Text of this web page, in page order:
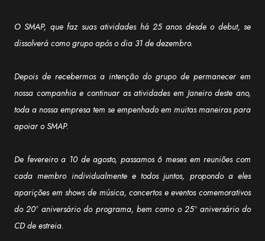
O SMAP, que faz suas atividades há 25 anos desde o debut, se
dissolverá como grupo após o dia 31 de dezembro.
Depois de recebermos a intenção do grupo de permanecer em
nossa companhia e continuar as atividades em Janeiro deste ano,
toda a nossa empresa tem se empenhado em muitas maneiras para
apoiar o SMAP.
De fevereiro a 10 de agosto, passamos 6 meses em reuniões com
cada membro individualmente e todos juntos, propondo a eles
aparições em shows de música, concertos e eventos comemorativos
do 20º aniversário do programa, bem como o 25º aniversário do
CD de estreia.